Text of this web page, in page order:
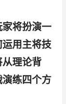
将扮演一
用主将技
理论背
练四个方